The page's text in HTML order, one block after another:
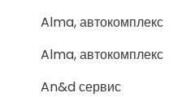
Alma, автокомплекс
Alma, автокомплекс
An&d сервис